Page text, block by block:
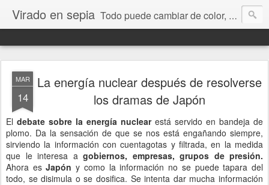
Virado en sepia Todo puede cambiar de color, depende de nosotros y de nuestra capacidad para aprender a mirar. Hablamos de sociedad, economía, empresa, política, RRHH, formación. De Historia reciente, de educación y de temas sociales.
MAR
14
La energía nuclear después de resolverse
los dramas de Japón
El debate sobre la energía nuclearestá servido en bandeja de
plomo. Da la sensación de que se nos está engañando siempre,
sirviendo la información con cuentagotas y filtrada, en la medida
que le interesa a gobiernos, empresas, grupos de presión.
Ahora esJapón y como la información no se puede tapara del
todo, se disimula o se dosifica. Se intenta dar mucha información